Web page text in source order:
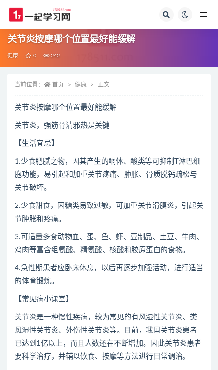
关节炎按摩哪个位置最好能缓解
健康 0 242
当前位置： 首页 健康 正文
关节炎按摩哪个位置最好能缓解
关节炎，强筋骨清邪热是关键
【生活宜忌】
1.少食肥腻之物，因其产生的酮体、酸类等可抑制T淋巴细
胞功能，易引起和加重关节疼痛、肿胀、骨质脱钙疏松与
关节破坏。
2.少食甜食，因糖类易致过敏，可加重关节滑膜炎，引起关
节肿胀和疼痛。
3.可适量多食动物血、蛋、鱼、虾、豆制品、土豆、牛肉、
鸡肉等富含组氨酸、精氨酸、核酸和胶原蛋白的食物。
4.急性期患者应卧床休息，以后再逐步加强活动，进行适当
的体育锻炼。
【常见病小课堂】
关节炎是一种慢性疾病，较为常见的有风湿性关节炎、类
风湿性关节炎、外伤性关节炎等。目前，我国关节炎患者
已达到1亿以上，而且人数还在不断增加。因此关节炎患者
要科学治疗，并辅以饮食、按摩等方法进行日常调治。